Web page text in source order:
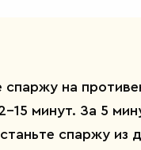
на
15 минут. За 5
спаржу из